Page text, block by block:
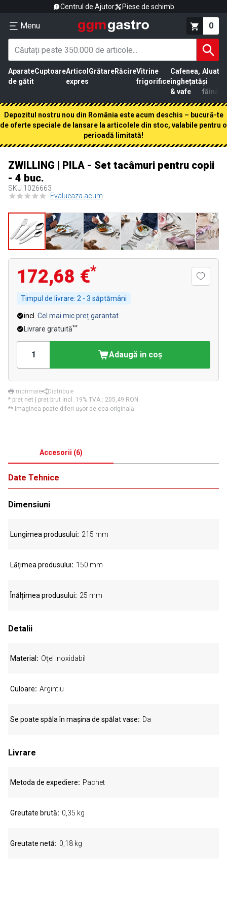
Centrul de Ajutor Piese de schimb
Menu 0
Aparate
de gătit
CuptoareArticol
expres
GrătareRăcireVitrine
frigorifice
Cafenea,
înghețată
& vafe
Aluat
și
făină
Depozitul nostru nou din România este acum deschis – bucură-te
de oferte speciale de lansare la articolele din stoc, valabile pentru o
perioadă limitată!
ZWILLING | PILA - Set tacâmuri pentru copii
- 4 buc.
SKU 1026663
Evalueaza acum
172,68 €*
Timpul de livrare: 2 - 3 săptămâni
incl. Cel mai mic preț garantat
Livrare gratuită**
Adaugă in coş
Imprimare
Distribuie
* preț net | preț brut incl. 19% TVA.: 205,49 RON
** Imaginea poate diferi ușor de cea originală.
Accesorii (6)
Date Tehnice
Dimensiuni
Lungimea produsului 215 mm
Lățimea produsului 150 mm
Înălțimea produsului 25 mm
Detalii
Material Oţel inoxidabil
Culoare Argintiu
Se poate spăla în mașina de spălat vase Da
Livrare
Metoda de expediere Pachet
Greutate brută 0,35 kg
Greutate netă 0,18 kg